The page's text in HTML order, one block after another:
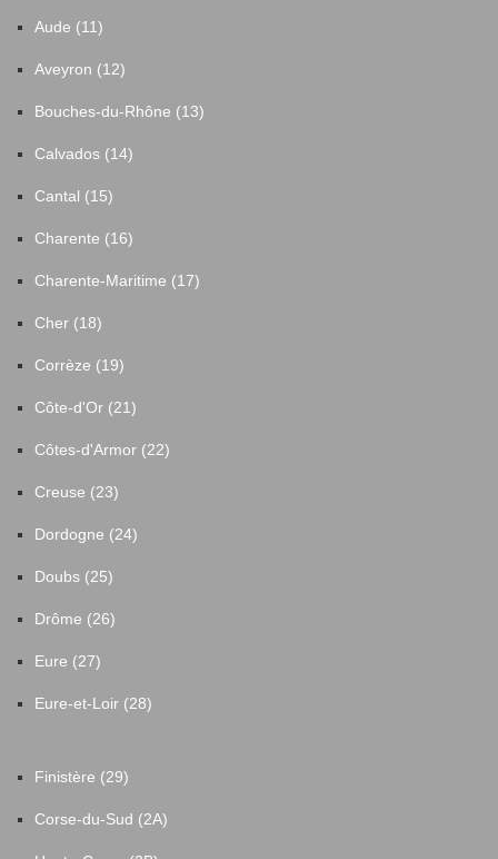
Aude (11)
Aveyron (12)
Bouches-du-Rhône (13)
Calvados (14)
Cantal (15)
Charente (16)
Charente-Maritime (17)
Cher (18)
Corrèze (19)
Côte-d'Or (21)
Côtes-d'Armor (22)
Creuse (23)
Dordogne (24)
Doubs (25)
Drôme (26)
Eure (27)
Eure-et-Loir (28)
Finistère (29)
Corse-du-Sud (2A)